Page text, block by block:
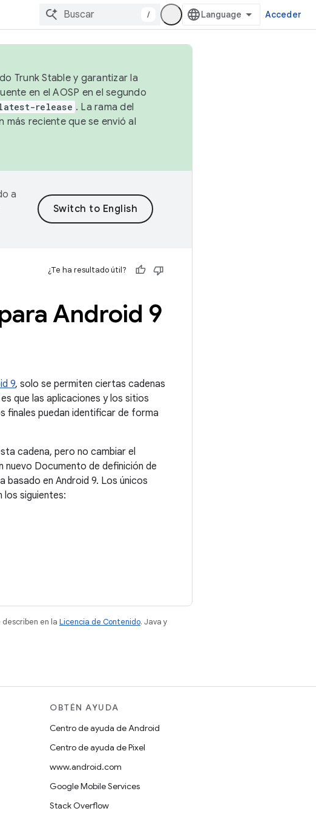
/ Acceder
Trunk Stable y garantizar la
en el AOSP en el segundo
release . La rama del
más reciente que se envió al
a
¿Te ha resultado útil?
Android 9
9, solo se permiten ciertas cadenas
que las aplicaciones y los sitios
finales puedan identificar de forma
cadena, pero no cambiar el
nuevo Documento de definición de
basado en Android 9. Los únicos
los siguientes:
en la Licencia de Contenido. Java y
OBTÉN AYUDA
Centro de ayuda de Android
Centro de ayuda de Pixel
www.android.com
Google Mobile Services
Stack Overflow